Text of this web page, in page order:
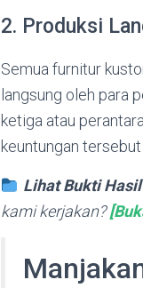
2. Produksi
Semua furnitur
langsung oleh para
ketiga atau
keuntungan
Lihat Bukti
kami kerjakan?